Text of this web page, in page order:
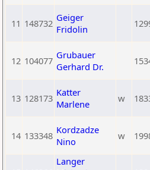
11 148732 Geiger
Fridolin
12 104077 Grubauer
Gerhard Dr.
13 128173 Katter
Marlene
w
14 133348 Kordzadze
Nino
w
Langer